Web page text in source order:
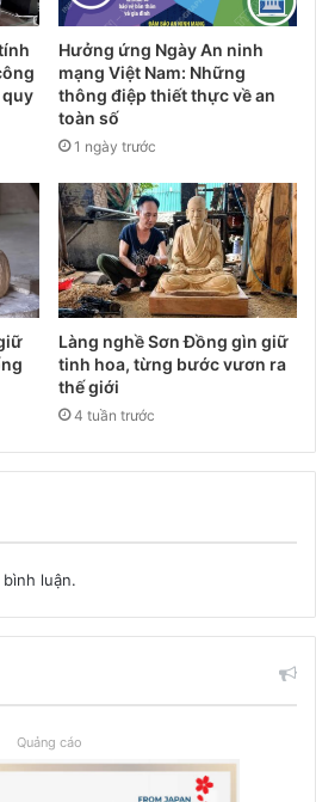
Hưởng ứng Ngày An ninh
mạng Việt Nam: Những
thông điệp thiết thực về an
toàn số
1 ngày trước
Làng nghề Sơn Đồng gìn giữ
tinh hoa, từng bước vươn ra
thế giới
4 tuần trước
luận.
Quảng cáo